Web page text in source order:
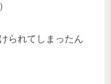
られてしまったん